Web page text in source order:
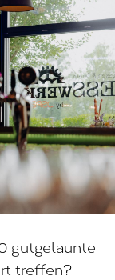
gutgelaunte
treffen?